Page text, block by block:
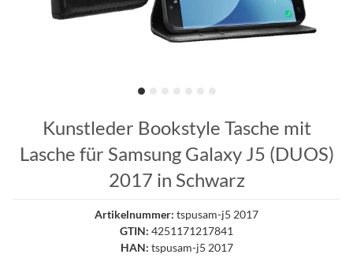
Kunstleder Bookstyle Tasche mit
Lasche für Samsung Galaxy J5 (DUOS)
2017 in Schwarz
Artikelnummer: tspusam-j5 2017
GTIN: 4251171217841
HAN: tspusam-j5 2017